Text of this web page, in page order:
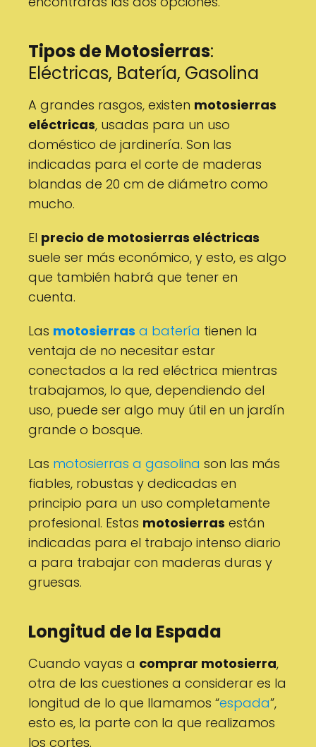
Tipos de Motosierras:
Eléctricas, Batería, Gasolina
A grandes rasgos, existen motosierras
eléctricas, usadas para un uso
doméstico de jardinería. Son las
indicadas para el corte de maderas
blandas de 20 cm de diámetro como
mucho.
El precio de motosierras eléctricas
suele ser más económico, y esto, es algo
que también habrá que tener en
cuenta.
Las motosierras a batería tienen la
ventaja de no necesitar estar
conectados a la red eléctrica mientras
trabajamos, lo que, dependiendo del
uso, puede ser algo muy útil en un jardín
grande o bosque.
Las motosierras a gasolina son las más
fiables, robustas y dedicadas en
principio para un uso completamente
profesional. Estas motosierras están
indicadas para el trabajo intenso diario
a para trabajar con maderas duras y
gruesas.
Longitud de la Espada
Cuando vayas a comprar motosierra,
otra de las cuestiones a considerar es la
longitud de lo que llamamos “espada”,
esto es, la parte con la que realizamos
los cortes.